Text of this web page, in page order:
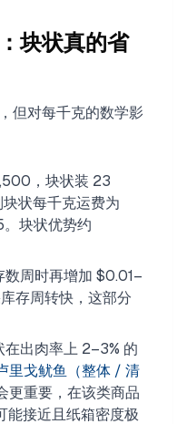
块状真的省
但对每千克的数学影
，块状装 23
状每千克运费为
块状优势约
周时再增加 $0.01–
存周转快，这部分
出肉率上 2–3% 的
里戈鱿鱼（整体 / 清
更重要，在该类商品
能接近且纸箱密度极